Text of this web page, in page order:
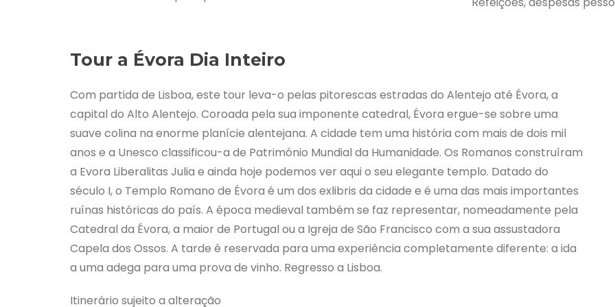
Tour a Évora Dia Inteiro
Com partida de Lisboa, este tour leva-o pelas pitorescas estradas do Alentejo até Évora, a
capital do Alto Alentejo. Coroada pela sua imponente catedral, Évora ergue-se sobre uma
suave colina na enorme planície alentejana. A cidade tem uma história com mais de dois mil
anos e a Unesco classificou-a de Património Mundial da Humanidade. Os Romanos construíram
a Evora Liberalitas Julia e ainda hoje podemos ver aqui o seu elegante templo. Datado do
século I, o Templo Romano de Évora é um dos exlibris da cidade e é uma das mais importantes
ruínas históricas do país. A época medieval também se faz representar, nomeadamente pela
Catedral da Évora, a maior de Portugal ou a Igreja de São Francisco com a sua assustadora
Capela dos Ossos. A tarde é reservada para uma experiência completamente diferente: a ida
a uma adega para uma prova de vinho. Regresso a Lisboa.
Itinerário sujeito a alteração